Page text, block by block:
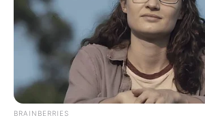
BRAINBERRIES